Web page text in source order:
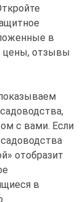
в
цены, отзывы
с вами. Если
отобразит
в